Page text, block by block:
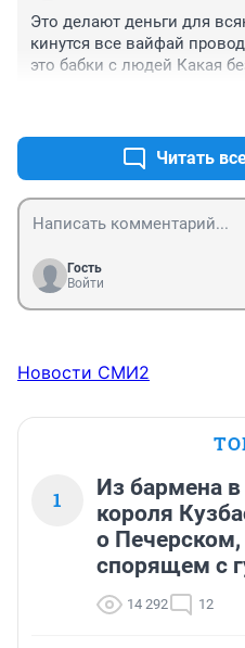
Это делают деньги для
кинутся все вайфай
это бабки с людей Какая
замедление , можно
сигнал блокируется
взрыв ни с какого
операторы связи должны
об оплате раз не
объеме ,снижать тарифы.
Читать
Гость
Войти
Новости СМИ2
1
Из бармена в
короля
о
спорящем с
14 292 12